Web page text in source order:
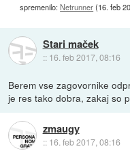
spremenilo:Netrunner(16. feb
Stari maček
:: 16. feb 2017, 08:16
Berem vse zagovornike
je res tako dobra, zakaj so
zmaugy
:: 16. feb 2017, 08:16